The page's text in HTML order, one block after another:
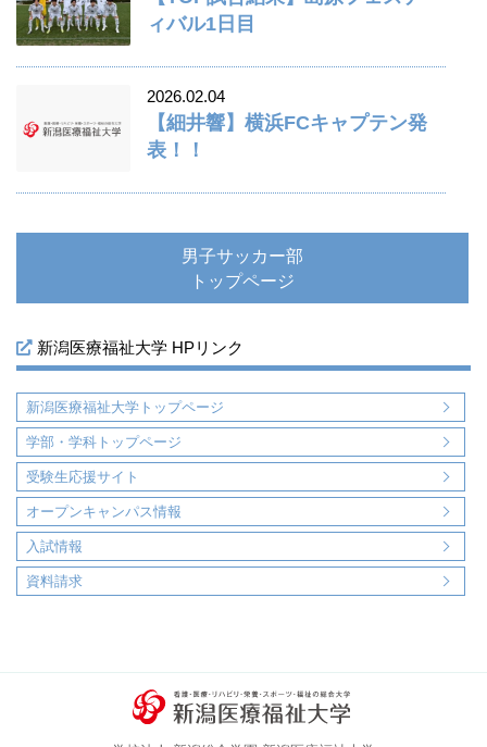
ィバル1日目
2026.02.04
【細井響】横浜FCキャプテン発
表！！
男子サッカー部
トップページ
新潟医療福祉大学 HPリンク
新潟医療福祉大学トップページ
学部・学科トップページ
受験生応援サイト
オープンキャンパス情報
入試情報
資料請求